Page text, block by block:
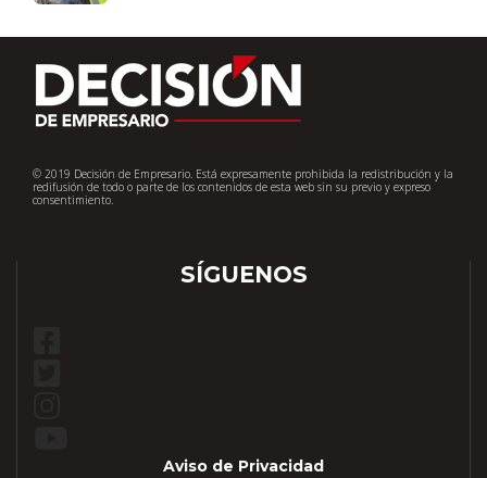
© 2019 Decisión de Empresario. Está expresamente prohibida la redistribución y la
redifusión de todo o parte de los contenidos de esta web sin su previo y expreso
consentimiento.
SÍGUENOS
Aviso de Privacidad